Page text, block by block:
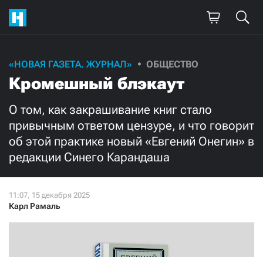
«НОВАЯ ГАЗЕТА. ЖУРНАЛ» ОБЩЕСТВО
Кромешный блэкаут
О том, как закрашивание книг стало
привычным ответом цензуре, и что говорит
об этой практике новый «Евгений Онегин» в
редакции Синего Карандаша
Карл Рамаль
Поддержите
нашу работу!
Ежемесячно Разово
3000 1000
и подтверждаю свое гражданство РФ